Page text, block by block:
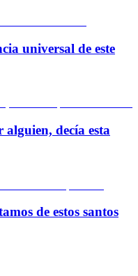
universal de este
decía esta
de estos santos